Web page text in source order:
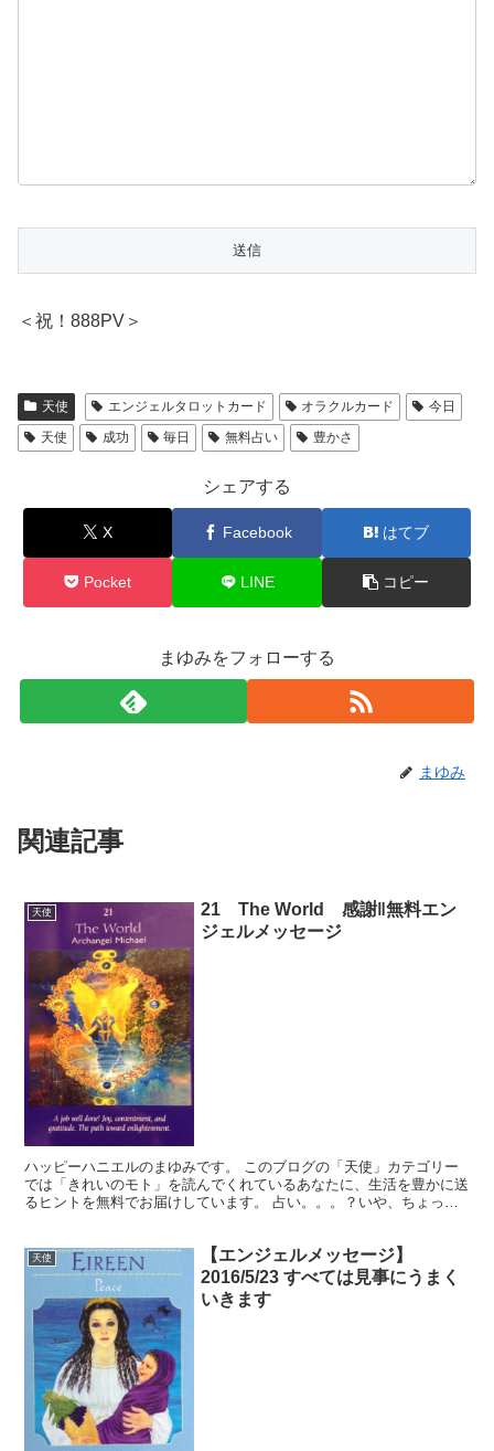
＜祝！888PV＞
天使 エンジェルタロットカード オラクルカード
今日
天使
成功 毎日 無料占い 豊かさ
シェアする
X Facebook はてブ
Pocket LINE コピー
まゆみをフォローする
まゆみ
関連記事
天使
21 The World 感謝‖無料エン
ジェルメッセージ
ハッピーハニエルのまゆみです。 このブログの「天使」カテゴリー
では「きれいのモト」を読んでくれているあなたに、生活を豊かに送
るヒントを無料でお届けしています。 占い。。。？いや、ちょっと
天使
【エンジェルメッセージ】
2016/5/23 すべては見事にうまく
いきます